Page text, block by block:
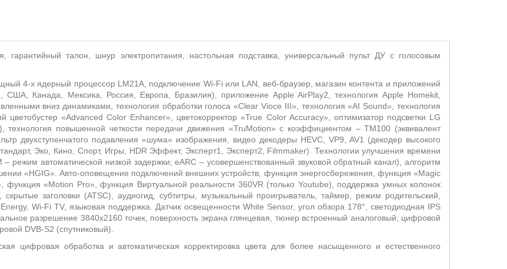
гарантийный талон, шнур электропитания, настольная подставка, универсальный пульт ДУ с голосовым
4-х ядерный процессор LM21A, подключение Wi-Fi или LAN, веб-браузер, магазин контента и приложений
Канада, Мексика, Россия, Европа, Бразилия), приложение Apple AirPlay2, технология Apple Homekit,
вниз динамиками, технология обработки голоса «Clear Vioce III», технология «AI Sound», технология
«Advanced Color Enhancer», цветокорректор «True Color Accuracy», оптимизатор подсветки LG
повышенной четкости передачи движения «TruMotion» с коэффициентом – TM100 (эквивалент
двухступенчатого подавления «шума» изображения, видео декодеры HEVC, VP9, AV1 (декодер высокого
Эко, Кино, Спорт, Игры, HDR Эффект, Эксперт1, Эксперт2, Filmmaker). Технологии улучшения времени
режим автоматической низкой задержки; eARC – усовершенствованный звуковой обратный канал), алгоритм
«HGIG». Авто-оповещение подключений внешних устройств, функция энергосбережения, функция «Magic
«Motion Pro», функция Виртуальной реальности 360VR (только Youtube), поддержка умных колонок
скрытые заголовки (ATSC), аудиогид, субтитры, музыкальный проигрыватель, таймер, режим родительский,
Wi-Fi TV, языковая поддержка. Датчик освещенности White Sensor, угол обзора 178°, светодиодная IPS
разрешение 3840x2160 точек, поверхность экрана глянцевая, тюнер встроенный аналоговый; цифровой
DVB-S2 (спутниковый).
цифровая обработка и автоматическая корректировка цвета для более насыщенного и естественного